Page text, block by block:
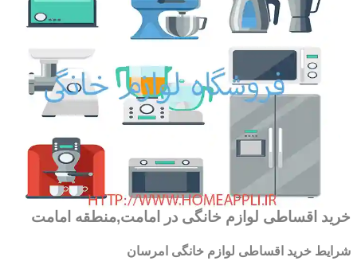
خرید اقساطی لوازم خانگی در امامت,منطقه امامت
شرایط خرید اقساطی لوازم خانگی امرسان